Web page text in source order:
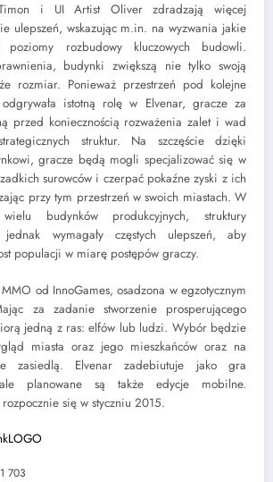
i UI Artist Oliver zdradzają więcej
ulepszeń, wskazując m.in. na wyzwania jakie
poziomy rozbudowy kluczowych budowli.
budynki zwiększą nie tylko swoją
rozmiar. Ponieważ przestrzeń pod kolejne
istotną rolę w Elvenar, gracze za
przed koniecznością rozważenia zalet i wad
struktur. Na szczęście dzięki
gracze będą mogli specjalizować się w
surowców i czerpać pokaźne zyski z ich
przy tym przestrzeń w swoich miastach. W
budynków produkcyjnych, struktury
wymagały częstych ulepszeń, aby
populacji w miarę postępów graczy.
od InnoGames, osadzona w egzotycznym
za zadanie stworzenie prosperującego
jedną z ras: elfów lub ludzi. Wybór będzie
miasta oraz jego mieszkańców oraz na
zasiedlą. Elvenar zadebiutuje jako gra
planowane są także edycje mobilne.
się w styczniu 2015.
1 703